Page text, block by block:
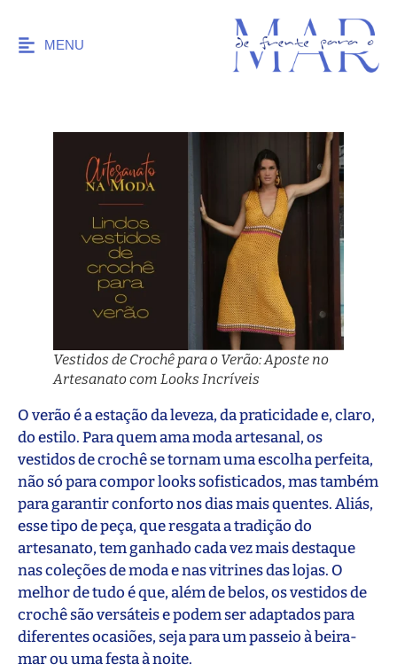
MENU
Vestidos de Crochê para o Verão: Aposte no
Artesanato com Looks Incríveis
O verão é a estação da leveza, da praticidade e, claro,
do estilo. Para quem ama moda artesanal, os
vestidos de crochê se tornam uma escolha perfeita,
não só para compor looks sofisticados, mas também
para garantir conforto nos dias mais quentes. Aliás,
esse tipo de peça, que resgata a tradição do
artesanato, tem ganhado cada vez mais destaque
nas coleções de moda e nas vitrines das lojas. O
melhor de tudo é que, além de belos, os vestidos de
crochê são versáteis e podem ser adaptados para
diferentes ocasiões, seja para um passeio à beira-
mar ou uma festa à noite.